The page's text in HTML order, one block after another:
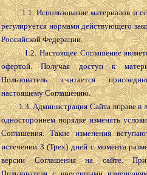
1.1. Использование материалов и
регулируется нормами действующего
Российской Федерации.
1.2. Настоящее Соглашение
офертой. Получая доступ к
Пользователь считается
настоящему Соглашению.
1.3. Администрация Сайта вправе в
одностороннем порядке изменять
Соглашения. Такие изменения
истечении 3 (Трех) дней с момента
версии Соглашения на сайте. При